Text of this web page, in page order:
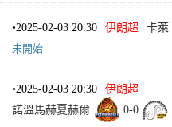
•2025-02-03 20:30 伊朗超 卡萊
未開始
•2025-02-03 20:30
伊朗超
諾溫馬赫夏赫爾
0-0